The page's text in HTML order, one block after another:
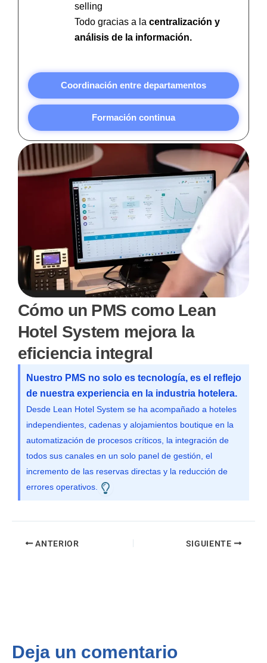
Coordinación entre departamentos
Formación continua
selling
Todo gracias a la centralización y
análisis de la información.
Cómo un PMS como Lean
Hotel System mejora la
eficiencia integral
Nuestro PMS no solo es tecnología, es el reflejo
de nuestra experiencia en la industria hotelera.
Desde Lean Hotel System se ha acompañado a hoteles
independientes, cadenas y alojamientos boutique en la
automatización de procesos críticos, la integración de
todos sus canales en un solo panel de gestión, el
incremento de las reservas directas y la reducción de
errores operativos.
ANTERIOR SIGUIENTE
Deja un comentario